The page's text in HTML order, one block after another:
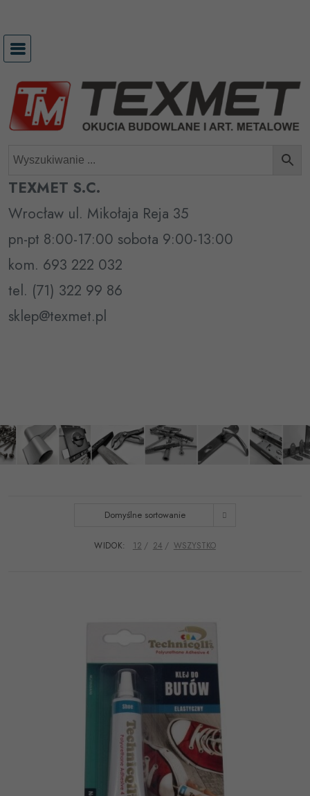
treści
TEXMET S.C.
Wrocław ul. Mikołaja Reja 35
pn-pt 8:00-17:00 sobota 9:00-13:00
kom. 693 222 032
tel. (71) 322 99 86
sklep@texmet.pl
Domyślne sortowanie
WIDOK: 12 24 WSZYSTKO